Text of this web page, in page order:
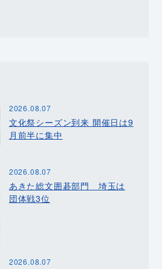
2026.08.07
文化祭シーズン到来 開催日は9
月前半に集中
2026.08.07
あきた総文囲碁部門 埼玉は
団体戦3位
2026.08.07